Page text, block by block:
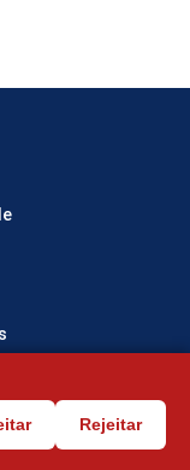
os direitos reservados
Rejeitar